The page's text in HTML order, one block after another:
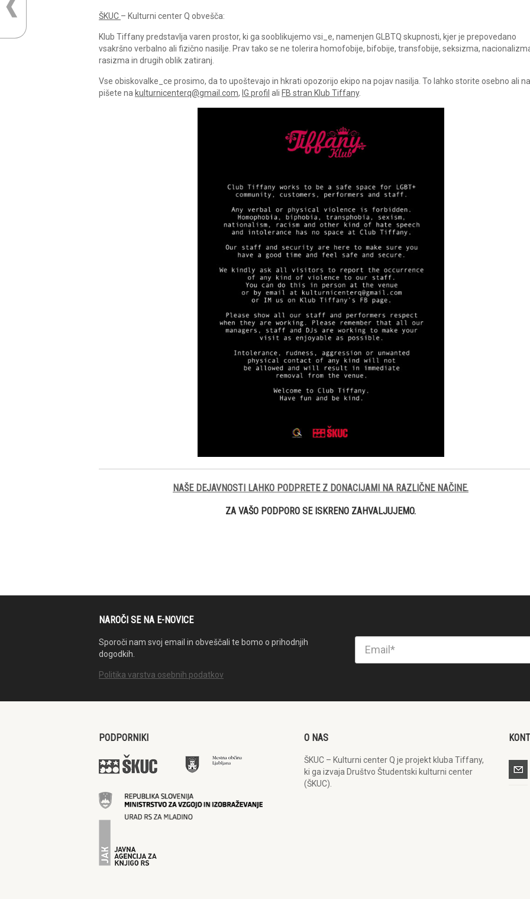
ŠKUC – Kulturni center Q obvešča:
Klub Tiffany predstavlja varen prostor, ki ga sooblikujemo vsi_e, namenjen GLBTQ skupnosti, kjer je prepovedano
vsakršno verbalno ali fizično nasilje. Prav tako se ne tolerira homofobije, bifobije, transfobije, seksizma,
rasizma in drugih oblik zatiranj.
Vse obiskovalke_ce prosimo, da to upoštevajo in hkrati opozorijo ekipo na pojav nasilja. To lahko storite osebno ali
pišete na kulturnicenterq@gmail.com, IG profil ali FB stran Klub Tiffany.
NAŠE DEJAVNOSTI LAHKO PODPRETE Z DONACIJAMI NA RAZLIČNE NAČINE.
ZA VAŠO PODPORO SE ISKRENO ZAHVALJUJEMO.
NAROČI SE NA E-NOVICE
Sporoči nam svoj email in obveščali te bomo o prihodnjih
dogodkih.
Politika varstva osebnih podatkov
PODPORNIKI O NAS
ŠKUC – Kulturni center Q je projekt kluba Tiffany,
ki ga izvaja Društvo Študentski kulturni center
(ŠKUC).